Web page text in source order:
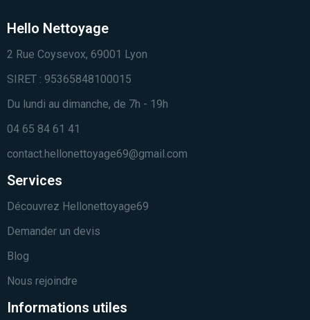
Hello Nettoyage
2 Rue Coysevox, 69001 Lyon
SIRET : 95365848100015
Du lundi au dimanche, de 7h - 19h
04 65 84 61 41
contact.hellonettoyage69@gmail.com
Services
Découvrez Hellonettoyage69
Demander un devis
Blog
Nous rejoindre
Informations utiles